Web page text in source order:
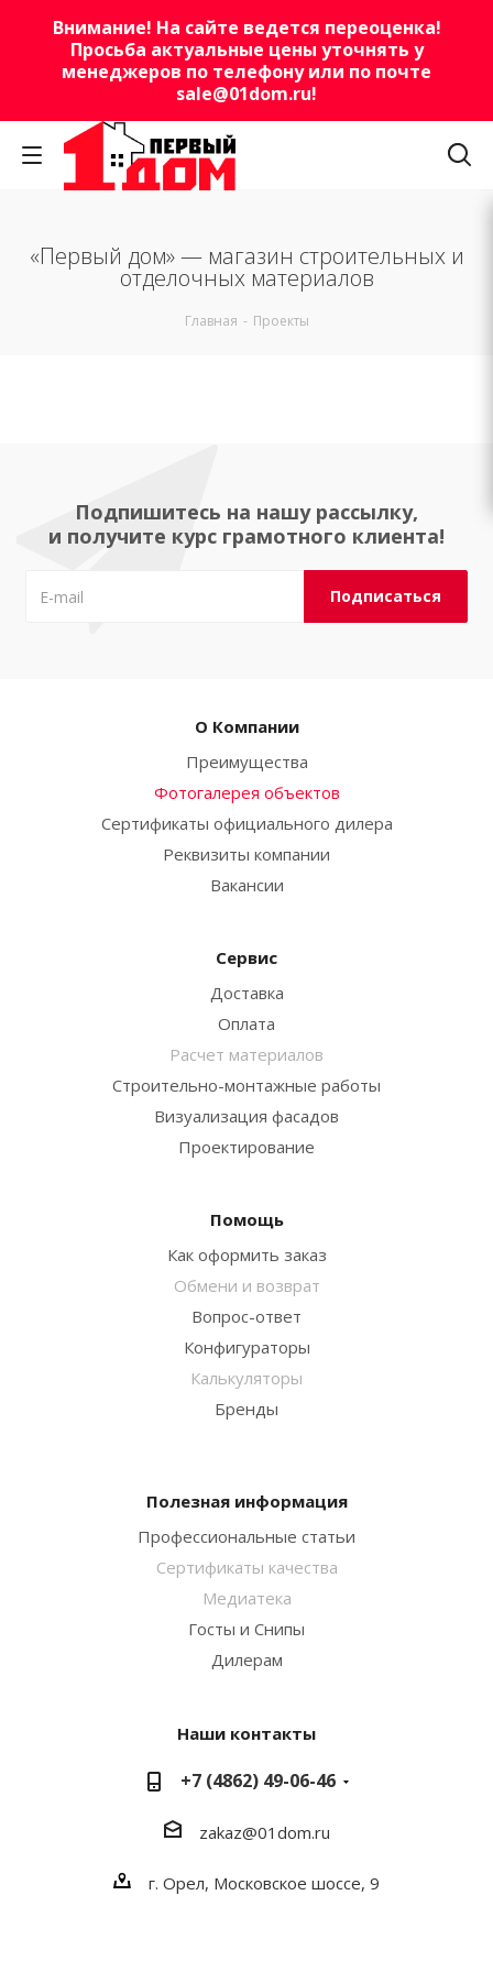
Внимание! На сайте ведется переоценка!
Просьба актуальные цены уточнять у
менеджеров по телефону или по почте
sale@01dom.ru!
«Первый дом» — магазин строительных и
отделочных материалов
Главная - Проекты
Подпишитесь на нашу рассылку,
и получите курс грамотного клиента!
О Компании
Преимущества
Фотогалерея объектов
Сертификаты официального дилера
Реквизиты компании
Вакансии
Сервис
Доставка
Оплата
Расчет материалов
Строительно-монтажные работы
Визуализация фасадов
Проектирование
Помощь
Как оформить заказ
Обмени и возврат
Вопрос-ответ
Конфигураторы
Калькуляторы
Бренды
Полезная информация
Профессиональные статьи
Сертификаты качества
Медиатека
Госты и Снипы
Дилерам
Наши контакты
+7 (4862) 49-06-46
zakaz@01dom.ru
г. Орел, Московское шоссе, 9